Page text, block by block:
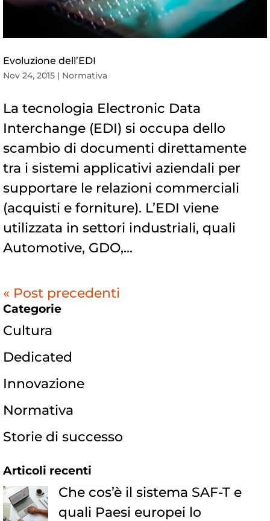
Evoluzione dell’EDI
Nov 24, 2015 | Normativa
La tecnologia Electronic Data
Interchange (EDI) si occupa dello
scambio di documenti direttamente
tra i sistemi applicativi aziendali per
supportare le relazioni commerciali
(acquisti e forniture). L’EDI viene
utilizzata in settori industriali, quali
Automotive, GDO,...
« Post precedenti
Categorie
Cultura
Dedicated
Innovazione
Normativa
Storie di successo
Articoli recenti
Che cos’è il sistema SAF-T e
quali Paesi europei lo